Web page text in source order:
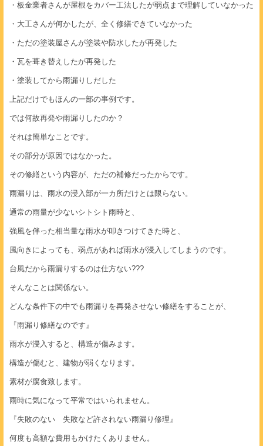
・板金業者さんが屋根をカバー工法したが弱点まで理解していなかった
・大工さんが何かしたが、全く修繕できていなかった
・ただの塗装屋さんが塗装や防水したが再発した
・瓦を葺き替えしたが再発した
・塗装してから雨漏りしだした
上記だけでもほんの一部の事例です。
では何故再発や雨漏りしたのか？
それは簡単なことです。
その部分が原因ではなかった。
その修繕という内容が、ただの補修だったからです。
雨漏りは、雨水の浸入部が一カ所だけとは限らない。
通常の雨量が少ないシトシト雨時と、
強風を伴った相当量な雨水が叩きつけてきた時と、
風向きによっても、弱点があれば雨水が浸入してしまうのです。
台風だから雨漏りするのは仕方ない???
そんなことは関係ない。
どんな条件下の中でも雨漏りを再発させない修繕をすることが、
『雨漏り修繕なのです』
雨水が浸入すると、構造が傷みます。
構造が傷むと、建物が弱くなります。
素材が腐食致します。
雨時に気になって平常ではいられません。
『失敗のない 失敗など許されない雨漏り修理』
何度も高額な費用もかけたくありません。